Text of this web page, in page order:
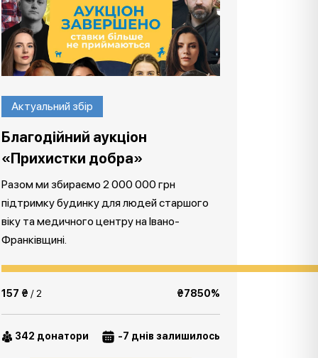
Актуальний збір
Благодійний аукціон
«Прихистки добра»
Разом ми збираємо 2 000 000 грн
підтримку будинку для людей старшого
віку та медичного центру на Івано-
Франківщині.
157 ₴ / 2 ₴7850%
342 донатори -7 днів залишилось